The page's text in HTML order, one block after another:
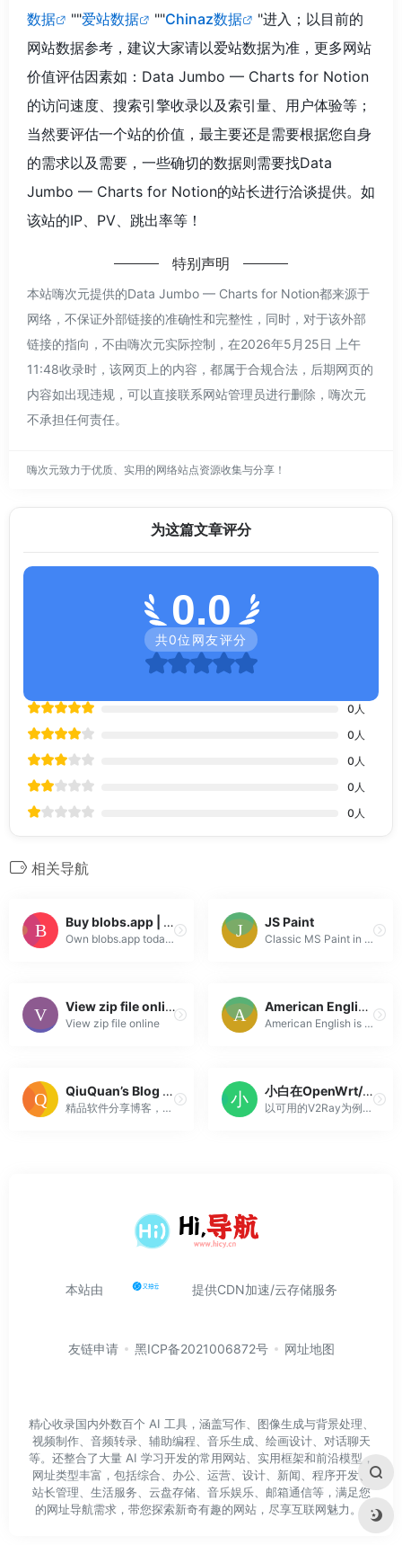
数据
""爱站数据 ""Chinaz数据
"进入；以目前的
网站数据参考，建议大家请以爱站数据为准，更多网站
价值评估因素如：Data Jumbo — Charts for Notion
的访问速度、搜索引擎收录以及索引量、用户体验等；
当然要评估一个站的价值，最主要还是需要根据您自身
的需求以及需要，一些确切的数据则需要找Data
Jumbo — Charts for Notion的站长进行洽谈提供。如
该站的IP、PV、跳出率等！
特别声明
本站嗨次元提供的Data Jumbo — Charts for Notion都来源于
网络，不保证外部链接的准确性和完整性，同时，对于该外部
链接的指向，不由嗨次元实际控制，在2026年5月25日 上午
11:48收录时，该网页上的内容，都属于合规合法，后期网页的
内容如出现违规，可以直接联系网站管理员进行删除，嗨次元
不承担任何责任。
嗨次元致力于优质、实用的网络站点资源收集与分享！
为这篇文章评分
0.0
共0位网友评分
0 人
0 人
0 人
0 人
0 人
相关导航
Buy blobs.app | Spaceship
Own blobs.app today. Secure checkout and guided transfer support. No hidden fees.
JS Paint
Classic MS Paint in the browser, with extra features.
View zip file online
View zip file online
American English | For English Language Teachers Around the World
American English is a website for teachers and learners of English as a foreign language abroad.
QiuQuan’s Blog | 精品软件分享博客，专注于软件的绿化、精简与优化。承接各类电脑&安卓软件宣传推广、软件站与游戏站安装界面定制、浏览器推广首页定制及等相关业务。邮箱：qiuquan_cc@163.com
精品软件分享博客，专注于软件的绿化、精简与优化。
小白在OpenWrt/LEDE上安装ipk文件包和可用的V2Ray – 菜鸟之志
以可用的V2Ray为例子教小白怎样在OpenWrt或LEDE上安装V2Ray的ipk包
本站由 提供CDN加速/云存储服务
友链申请 黑ICP备2021006872号 网址地图
精心收录国内外数百个 AI 工具，涵盖写作、图像生成与背景处理、
视频制作、音频转录、辅助编程、音乐生成、绘画设计、对话聊天
等。还整合了大量 AI 学习开发的常用网站、实用框架和前沿模型，
网址类型丰富，包括综合、办公、运营、设计、新闻、程序开发、
站长管理、生活服务、云盘存储、音乐娱乐、邮箱通信等，满足您
的网址导航需求，带您探索新奇有趣的网站，尽享互联网魅力。